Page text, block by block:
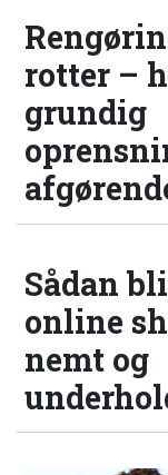
rotter –
grundig
Sådan
online
nemt og